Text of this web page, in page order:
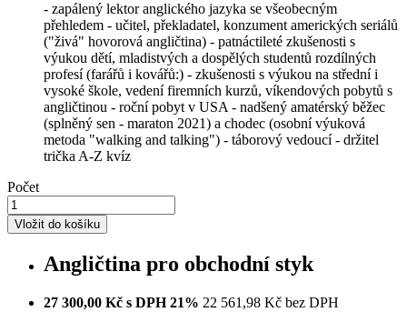
- zapálený lektor anglického jazyka se všeobecným
přehledem - učitel, překladatel, konzument amerických seriálů
("živá" hovorová angličtina) - patnáctileté zkušenosti s
výukou dětí, mladistvých a dospělých studentů rozdílných
profesí (farářů i kovářů:) - zkušenosti s výukou na střední i
vysoké škole, vedení firemních kurzů, víkendových pobytů s
angličtinou - roční pobyt v USA - nadšený amatérský běžec
(splněný sen - maraton 2021) a chodec (osobní výuková
metoda "walking and talking") - táborový vedoucí - držitel
trička A-Z kvíz
Počet
Vložit do košíku
Angličtina pro obchodní styk
27 300,00 Kč s DPH 21% 22 561,98 Kč bez DPH